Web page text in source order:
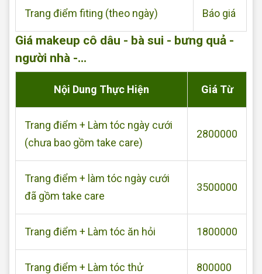
Trang điểm fiting (theo ngày) Báo giá
Giá makeup cô dâu - bà sui - bưng quả -
người nhà -...
Nội Dung Thực Hiện Giá Từ
Trang điểm + Làm tóc ngày cưới
(chưa bao gồm take care)
2800000
Trang điểm + làm tóc ngày cưới
đã gồm take care
3500000
Trang điểm + Làm tóc ăn hỏi 1800000
Trang điểm + Làm tóc thử 800000